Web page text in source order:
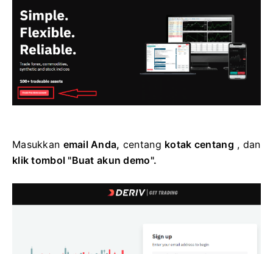
Masukkan email Anda, centang kotak centang , dan
klik tombol "Buat akun demo".